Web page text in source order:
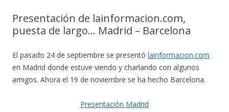
Presentación de lainformacion.com,
puesta de largo… Madrid – Barcelona
El pasado 24 de septiembre se presentó lainformacion.com
en Madrid donde estuve viendo y charlando con algunos
amigos. Ahora el 19 de noviembre se ha hecho Barcelona.
Presentación Madrid